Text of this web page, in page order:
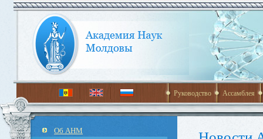
Руководство Ассамблея
Об АНМ